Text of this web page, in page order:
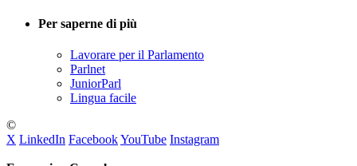
Per saperne di più
Lavorare per il Parlamento
Parlnet
JuniorParl
Lingua facile
©
X LinkedIn FacebookYouTube Instagram